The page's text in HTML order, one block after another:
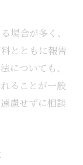
場合が多く、
とともに報告
についても、
ることが一般
慮せずに相談